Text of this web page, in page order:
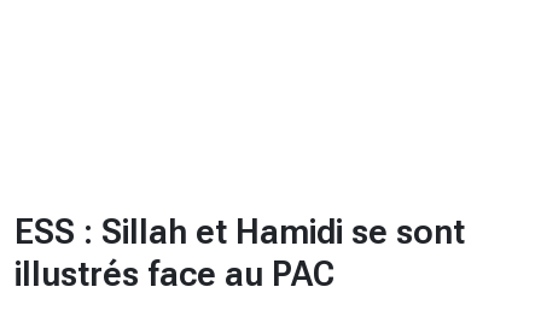
ESS : Sillah et Hamidi se sont
illustrés face au PAC